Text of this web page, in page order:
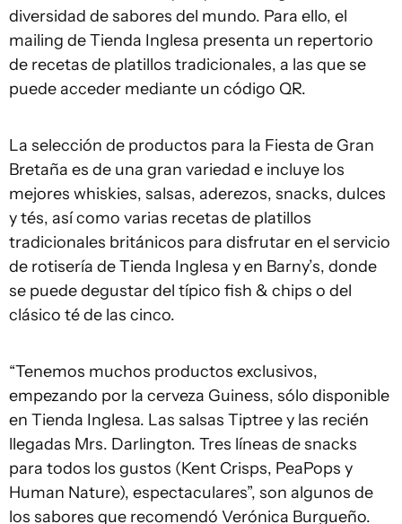
diversidad de sabores del mundo. Para ello, el
mailing de Tienda Inglesa presenta un repertorio
de recetas de platillos tradicionales, a las que se
puede acceder mediante un código QR.
La selección de productos para la Fiesta de Gran
Bretaña es de una gran variedad e incluye los
mejores whiskies, salsas, aderezos, snacks, dulces
y tés, así como varias recetas de platillos
tradicionales británicos para disfrutar en el servicio
de rotisería de Tienda Inglesa y en Barny’s, donde
se puede degustar del típico fish & chips o del
clásico té de las cinco.
“Tenemos muchos productos exclusivos,
empezando por la cerveza Guiness, sólo disponible
en Tienda Inglesa. Las salsas Tiptree y las recién
llegadas Mrs. Darlington. Tres líneas de snacks
para todos los gustos (Kent Crisps, PeaPops y
Human Nature), espectaculares”, son algunos de
los sabores que recomendó Verónica Burgueño.